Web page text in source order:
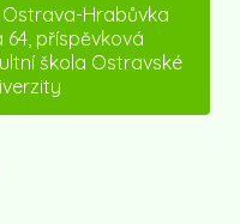
Hrabůvka
64, příspěvková
škola Ostravské